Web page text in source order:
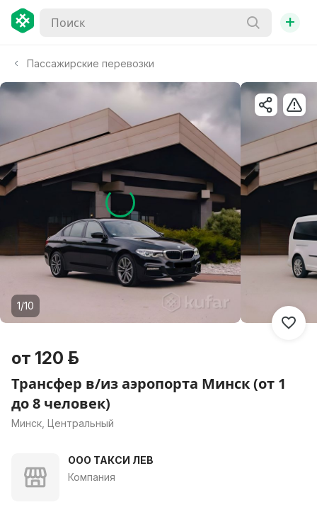
+
Пассажирские перевозки
1/10
от 120 р.
Трансфер в/из аэропорта Минск (от 1
до 8 человек)
Минск, Центральный
ООО ТАКСИ ЛЕВ
Компания